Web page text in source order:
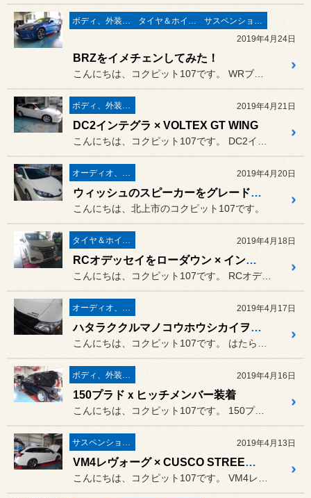
ボディ、外装関連 タイヤ＆ホイール
サスペンション関係
2019年4月24日
BRZをイメチェンしてみた！
ボディ、外装関連 2019年4月21日
DC2インテグラ × VOLTEX GT WING
オーディオ、ナビ取り付け 2019年4月20日
ウィッシュのスピーカーをグレードアップ
こんにちは、北上市のコクピット107です。
タイヤ＆ホイール 2019年4月18日
RCオデッセイをローダウン × インチアップ
こんにちは、コクピット107です。 RCオデッセイハイブリッドがピッ...
オーディオ、ナビ取り付け 2019年4月17日
ハタラククルマノコウホウシカイヲカクホセヨ！
ボディ、外装関連 2019年4月16日
150プラドｘヒッチメンバー装着
こんにちは、コクピット107です。 150プラドがピットイン。
サスペンション関係 2019年4月13日
VM4レヴォーグ × CUSCO STREET ZERO A